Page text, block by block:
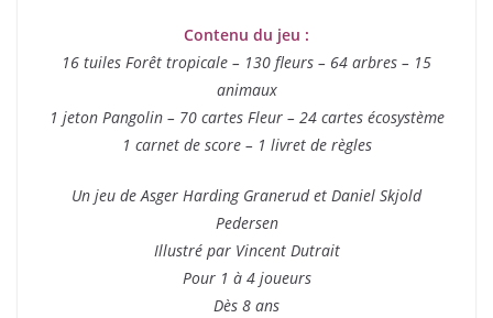
Contenu du jeu :
16 tuiles Forêt tropicale – 130 fleurs – 64 arbres – 15
animaux
1 jeton Pangolin – 70 cartes Fleur – 24 cartes écosystème
1 carnet de score – 1 livret de règles
Un jeu de Asger Harding Granerud et Daniel Skjold
Pedersen
Illustré par Vincent Dutrait
Pour 1 à 4 joueurs
Dès 8 ans